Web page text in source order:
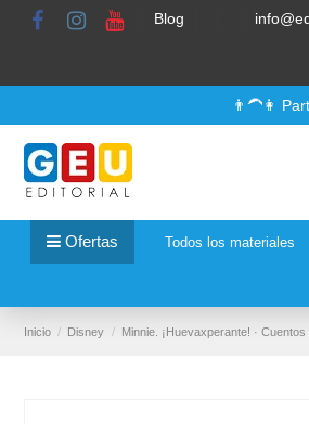
Blog
👨‍🦱👩
Ofertas Todos los materiales
Inicio Disney Minnie. ¡Huevaxperante! ·